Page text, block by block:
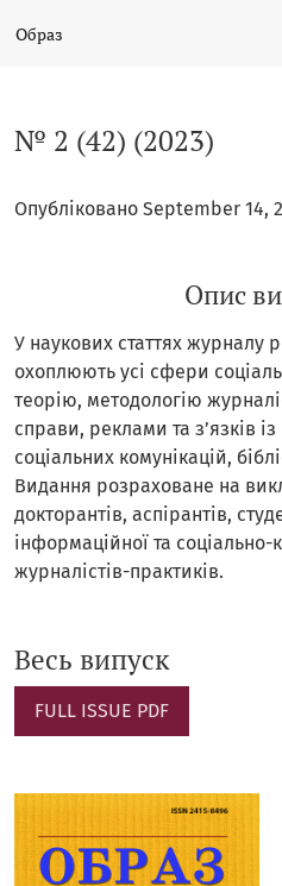
Образ
№ 2 (42) (2023)
Опубліковано September 14,
Опис
У наукових статтях журналу
охоплюють усі сфери
теорію, методологію
справи, реклами та з’язків
соціальних комунікацій,
Видання розраховане на
докторантів, аспірантів,
інформаційної та соціально-
журналістів-практиків.
Весь випуск
FULL ISSUE PDF